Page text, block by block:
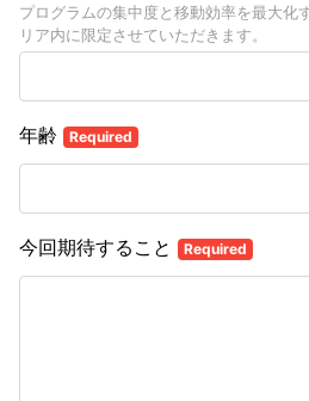
プログラムの集中度と移動効率を最大化
リア内に限定させていただきます。
年齢 Required
今回期待すること Required